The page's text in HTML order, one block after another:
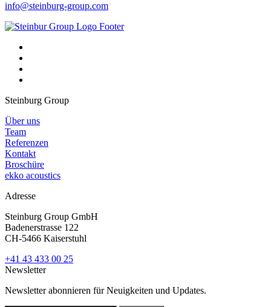
info@steinburg-group.com
Steinburg Group
Über uns
Team
Referenzen
Kontakt
Broschüre
ekko acoustics
Adresse
Steinburg Group GmbH
Badenerstrasse 122
CH-5466 Kaiserstuhl
+41 43 433 00 25
Newsletter
Newsletter abonnieren für Neuigkeiten und Updates.